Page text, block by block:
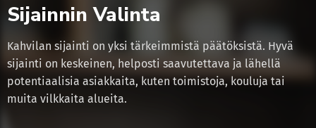
Sijainnin Valinta
Kahvilan sijainti on yksi tärkeimmistä päätöksistä. Hyvä
sijainti on keskeinen, helposti saavutettava ja lähellä
potentiaalisia asiakkaita, kuten toimistoja, kouluja tai
muita vilkkaita alueita.